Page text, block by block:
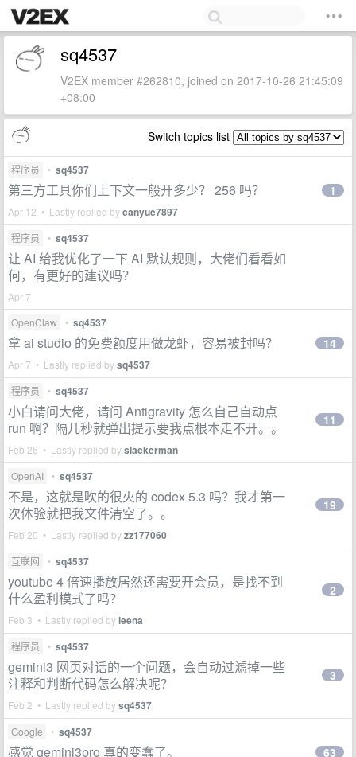
sq4537
V2EX member #262810, joined on 2017-10-26 21:45:09
+08:00
Switch topics list
程序员 • sq4537
第三方工具你们上下文一般开多少？ 256 吗？
Apr 12 • Lastly replied bycanyue7897
1
程序员 • sq4537
让 AI 给我优化了一下 AI 默认规则，大佬们看看如
何，有更好的建议吗？
Apr 7
OpenClaw
• sq4537
拿 ai studio 的免费额度用做龙虾，容易被封吗？
Apr 7 • Lastly replied bysq4537
14
程序员 • sq4537
小白请问大佬，请问 Antigravity 怎么自己自动点
run 啊？隔几秒就弹出提示要我点根本走不开。。
Feb 26 • Lastly replied byslackerman
11
OpenAI • sq4537
不是，这就是吹的很火的 codex 5.3 吗？我才第一
次体验就把我文件清空了。。
Feb 20 • Lastly replied byzz177060
19
互联网 • sq4537
youtube 4 倍速播放居然还需要开会员，是找不到
什么盈利模式了吗？
Feb 3 • Lastly replied byleena
2
程序员 • sq4537
gemini3 网页对话的一个问题，会自动过滤掉一些
注释和判断代码怎么解决呢？
Feb 2 • Lastly replied bysq4537
3
Google • sq4537
感觉 gemini3pro 真的变蠢了。 63